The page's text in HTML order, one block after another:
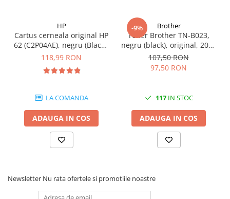
HP
Cartus cerneala original HP
62 (C2P04AE), negru (Black),
200 pagini
118,99 RON
LA COMANDA
ADAUGA IN COS
-9% Brother
Toner Brother TN-B023,
negru (black), original, 2000
pagini
107,50 RON
97,50 RON
117IN STOC
ADAUGA IN COS
Newsletter Nu rata ofertele si promotiile noastre